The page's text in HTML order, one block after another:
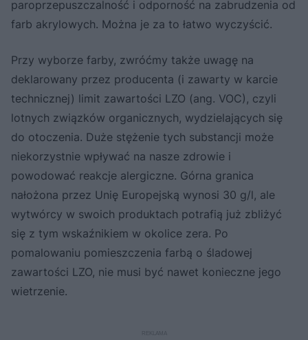
paroprzepuszczalność i odporność na zabrudzenia od
farb akrylowych. Można je za to łatwo wyczyścić.
Przy wyborze farby, zwróćmy także uwagę na
deklarowany przez producenta (i zawarty w karcie
technicznej) limit zawartości LZO (ang. VOC), czyli
lotnych związków organicznych, wydzielających się
do otoczenia. Duże stężenie tych substancji może
niekorzystnie wpływać na nasze zdrowie i
powodować reakcje alergiczne. Górna granica
nałożona przez Unię Europejską wynosi 30 g/l, ale
wytwórcy w swoich produktach potrafią już zbliżyć
się z tym wskaźnikiem w okolice zera. Po
pomalowaniu pomieszczenia farbą o śladowej
zawartości LZO, nie musi być nawet konieczne jego
wietrzenie.